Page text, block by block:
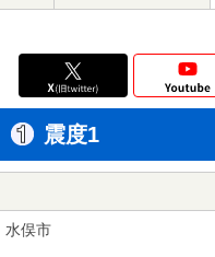
震度1
水俣市